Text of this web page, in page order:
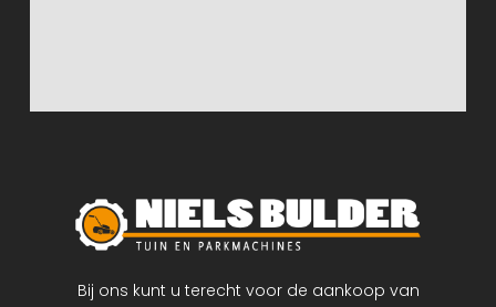
Bij ons kunt u terecht voor de aankoop van